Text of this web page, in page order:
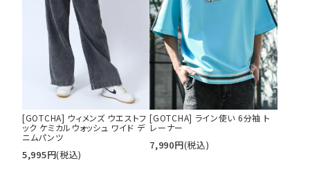
[GOTCHA] ウィメンズ ウエストフ
ック ケミカルウォッシュ ワイド デ
ニムパンツ
5,995円(税込)
[GOTCHA] ライン使い 6分袖 ト
レーナー
7,990円(税込)